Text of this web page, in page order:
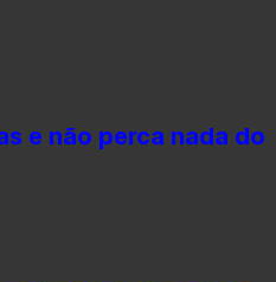
e não perca nada do